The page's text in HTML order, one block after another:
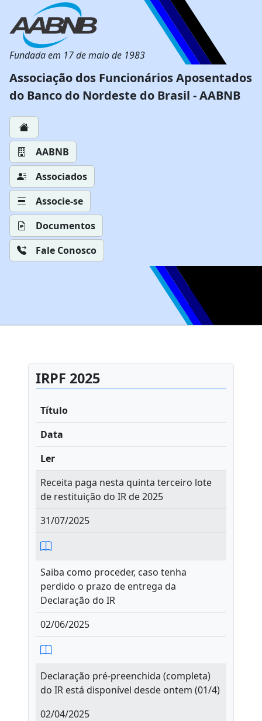
Fundada em 17 de maio de 1983
Associação dos Funcionários Aposentados
do Banco do Nordeste do Brasil - AABNB
AABNB
Associados
Associe-se
Documentos
Fale Conosco
IRPF 2025
Título
Data
Ler
Receita paga nesta quinta terceiro lote
de restituição do IR de 2025
31/07/2025
Saiba como proceder, caso tenha
perdido o prazo de entrega da
Declaração do IR
02/06/2025
Declaração pré-preenchida (completa)
do IR está disponível desde ontem (01/4)
02/04/2025